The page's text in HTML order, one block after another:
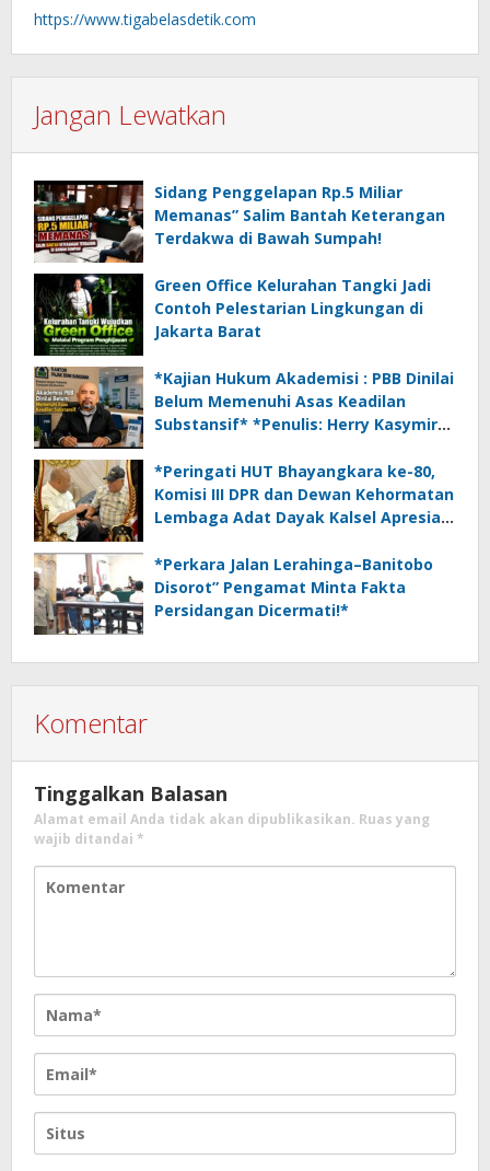
https://www.tigabelasdetik.com
Jangan Lewatkan
Sidang Penggelapan Rp.5 Miliar
Memanas” Salim Bantah Keterangan
Terdakwa di Bawah Sumpah!
Green Office Kelurahan Tangki Jadi
Contoh Pelestarian Lingkungan di
Jakarta Barat
*Kajian Hukum Akademisi : PBB Dinilai
Belum Memenuhi Asas Keadilan
Substansif* *Penulis: Herry Kasymir
*Peringati HUT Bhayangkara ke-80,
Komisi III DPR dan Dewan Kehormatan
Lembaga Adat Dayak Kalsel Apresiasi
*Perkara Jalan Lerahinga–Banitobo
Disorot” Pengamat Minta Fakta
Persidangan Dicermati!*
Komentar
Tinggalkan Balasan
Alamat email Anda tidak akan dipublikasikan. Ruas yang
wajib ditandai *